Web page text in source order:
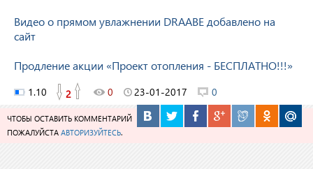
Видео о прямом увлажнении DRAABE добавлено на
сайт
Продление акции «Проект отопления - БЕСПЛАТНО!!!»
1.10 2 0 23-01-2017 0
ЧТОБЫ ОСТАВИТЬ КОММЕНТАРИЙ
ПОЖАЛУЙСТА АВТОРИЗУЙТЕСЬ.